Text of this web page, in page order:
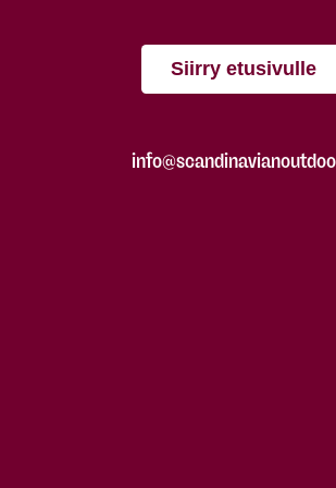
Siirry etusivulle